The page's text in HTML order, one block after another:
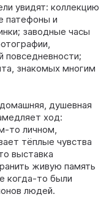
увидят: коллекцию
патефоны и
заводные часы
повседневности;
знакомых многим
душевная
ход:
личном,
тёплые чувства
выставка
живую память
когда‑то были
людей.